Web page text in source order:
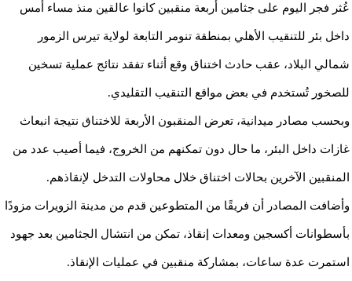
عُثر فجر اليوم على جثامين أربعة منقبين كانوا عالقين منذ مساء أمس
داخل بئر للتنقيب الأهلي بمنطقة تنومر التابعة لولاية تيرس الزمور
شمالي البلاد، عقب حادث اختناق وقع أثناء تفقد نتائج عملية تسخين
للصخور تُستخدم في بعض مواقع التنقيب التقليدي.
وبحسب مصادر ميدانية، تعرض المنقبون الأربعة للاختناق نتيجة انبعاث
غازات داخل البئر، ما حال دون تمكنهم من الخروج، فيما أصيب عدد من
المنقبين الآخرين بحالات اختناق خلال محاولات التدخل لإنقاذهم.
وأضافت المصادر أن فريقًا من المتطوعين قدم من مدينة الزويرات مزودًا
بأسطوانات أكسجين ومعدات إنقاذ، تمكن من انتشال الجثامين بعد جهود
استمرت عدة ساعات، بمشاركة منقبين في عمليات الإنقاذ.